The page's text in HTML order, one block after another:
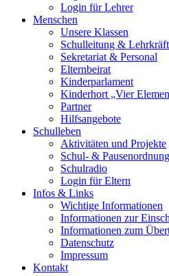
Log­in für Leh­rer
Men­schen
Unse­re Klas­sen
Schul­lei­tung &
Sekre­ta­ri­at & Per­so­nal
Eltern­bei­rat
Kin­der­par­la­ment
Kin­der­hort „Vier
Part­ner
Hilfs­an­ge­bo­te
Schul­le­ben
Akti­vi­tä­ten und Pro­jek­te
Schul- & Pau­sen­ord­nung
Schul­ra­dio
Log­in für Eltern
Infos & Links
Wich­ti­ge Infor­ma­tio­nen
Infor­ma­tio­nen zur
Infor­ma­tio­nen zum
Daten­schutz
Impres­sum
Kon­takt